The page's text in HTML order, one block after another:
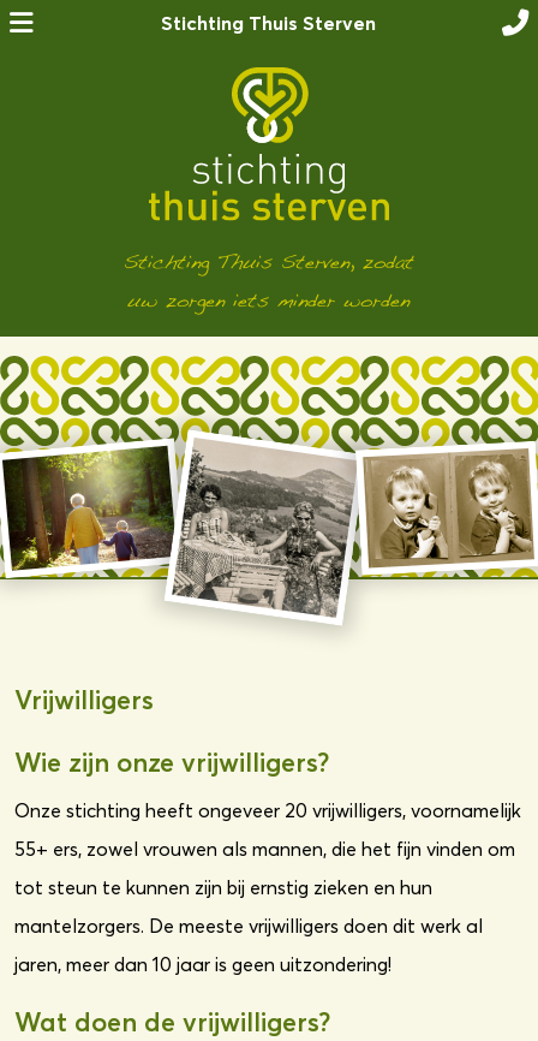
Stichting Thuis Sterven
Stichting Thuis Sterven, zodat
uw zorgen iets minder worden
Vrijwilligers
Wie zijn onze vrijwilligers?
Onze stichting heeft ongeveer 20 vrijwilligers, voornamelijk
55+ ers, zowel vrouwen als mannen, die het fijn vinden om
tot steun te kunnen zijn bij ernstig zieken en hun
mantelzorgers. De meeste vrijwilligers doen dit werk al
jaren, meer dan 10 jaar is geen uitzondering!
Wat doen de vrijwilligers?